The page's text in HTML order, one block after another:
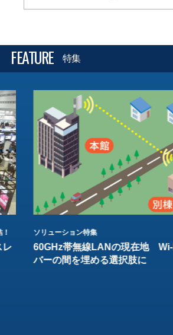
FEATURE 特集
レ
ソリューション特集
60GHz帯無線LANの現在地 Wi-
バーの間を埋める選択肢に